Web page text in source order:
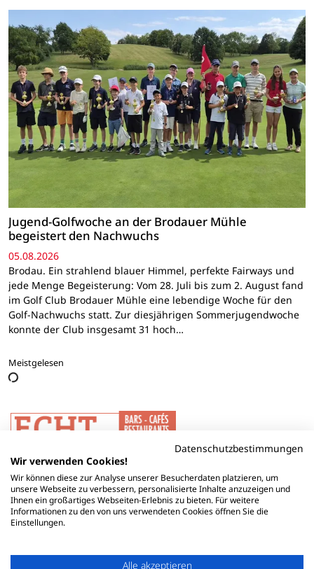
Jugend-Golfwoche an der Brodauer Mühle
begeistert den Nachwuchs
05.08.2026
Brodau. Ein strahlend blauer Himmel, perfekte Fairways und
jede Menge Begeisterung: Vom 28. Juli bis zum 2. August fand
im Golf Club Brodauer Mühle eine lebendige Woche für den
Golf-Nachwuchs statt. Zur diesjährigen Sommerjugendwoche
konnte der Club insgesamt 31 hoch…
Meistgelesen
Datenschutzbestimmungen
Wir verwenden Cookies!
Wir können diese zur Analyse unserer Besucherdaten platzieren, um
unsere Webseite zu verbessern, personalisierte Inhalte anzuzeigen und
Ihnen ein großartiges Webseiten-Erlebnis zu bieten. Für weitere
Informationen zu den von uns verwendeten Cookies öffnen Sie die
Einstellungen.
Alle akzeptieren